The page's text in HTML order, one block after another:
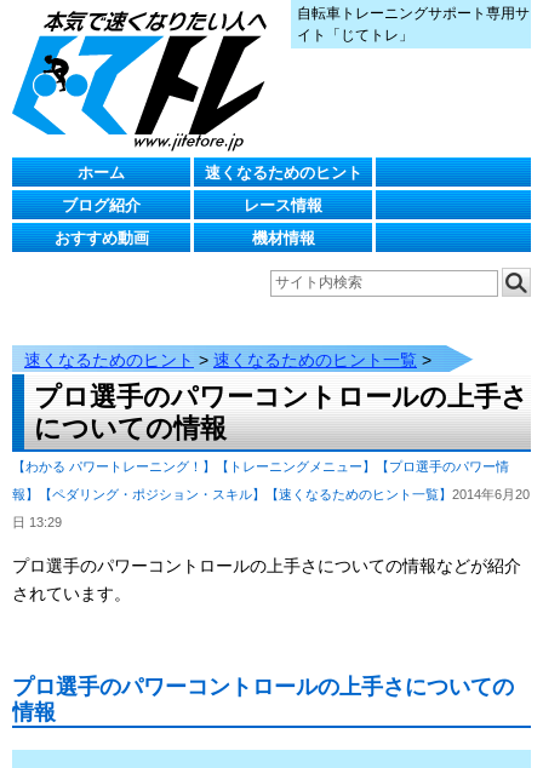
自転車トレーニングサポート専用サ
イト「じてトレ」
ホーム
速くなるためのヒント
ブログ紹介
レース情報
おすすめ動画
機材情報
速くなるためのヒント > 速くなるためのヒント一覧 >
プロ選手のパワーコントロールの上手さ
についての情報
【わかる パワートレーニング！】 【トレーニングメニュー】
【プロ選手のパワー情
報】
【ペダリング・ポジション・スキル】 【速くなるためのヒント一覧】 2014年6月20
日 13:29
プロ選手のパワーコントロールの上手さについての情報などが紹介
されています。
プロ選手のパワーコントロールの上手さについての
情報